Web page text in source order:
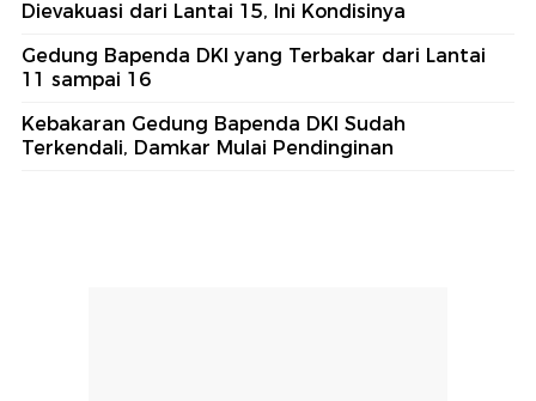
Dievakuasi dari Lantai 15, Ini Kondisinya
Gedung Bapenda DKI yang Terbakar dari Lantai
11 sampai 16
Kebakaran Gedung Bapenda DKI Sudah
Terkendali, Damkar Mulai Pendinginan